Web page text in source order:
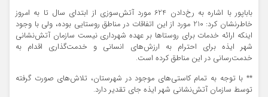
باباپور با اشاره به رخ‌دادن 624 مورد آتش‌سوزی از ابتدای سال تا به امروز
خاطرنشان کرد: 210 مورد از این اتفاقات در مناطق روستایی بوده، ولی با وجود
اینکه ارائه خدمات برای روستاها بر عهده شهرداری نیست سازمان آتش‌نشانی
شهر ایذه برای احترام به ارزش‌های انسانی و خدمت‌گذاری اقدام به
خدمت‌رسانی در این مناطق کرده است.
** با توجه به تمام کاستی‌های موجود در شهرستان، تلاش‌های صورت گرفته
توسط سازمان آتش‌نشانی شهر ایذه جای تقدیر دارد.